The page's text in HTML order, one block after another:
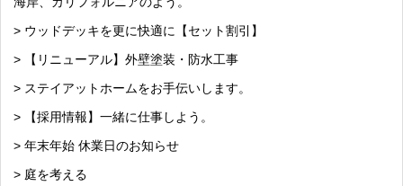
> ウッドデッキを更に快適に【セット割引】
> 【リニューアル】外壁塗装・防水工事
> ステイアットホームをお手伝いします。
> 【採用情報】一緒に仕事しよう。
> 年末年始 休業日のお知らせ
> 庭を考える